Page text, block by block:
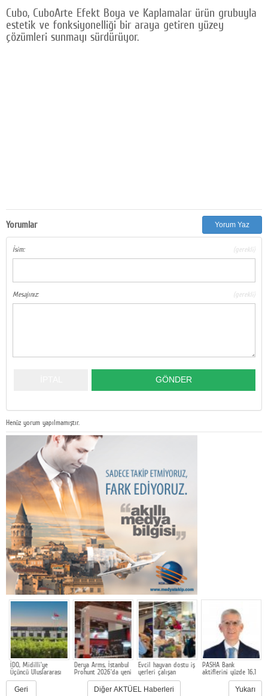
Cubo, CuboArte Efekt Boya ve Kaplamalar ürün grubuyla
estetik ve fonksiyonelliği bir araya getiren yüzey
çözümleri sunmayı sürdürüyor.
Yorumlar Yorum Yaz
İsim: (gerekli)
Mesajınız: (gerekli)
Henüz yorum yapılmamıştır.
İDO, Midilli'ye
Üçüncü Uluslararası
Hattını Akçay'dan
Açtı
Derya Arms, İstanbul
Prohunt 2026'da yeni
nesil ürünlerini ve
global marka
vizyonunu sergiledi
Evcil hayvan dostu iş
yerleri çalışan
bağlılığını ve işveren
markasını
güçlendiriyor
PASHA Bank
aktiflerini yüzde 16,1
büyüterek 17,2 milyar
Geri
Diğer AKTÜEL Haberleri Yukarı